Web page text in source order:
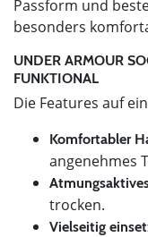
Passform und
besonders
UNDER ARMOUR
FUNKTIONAL
Die Features auf
Komfortabler
angenehmes
trocken.
Vielseitig